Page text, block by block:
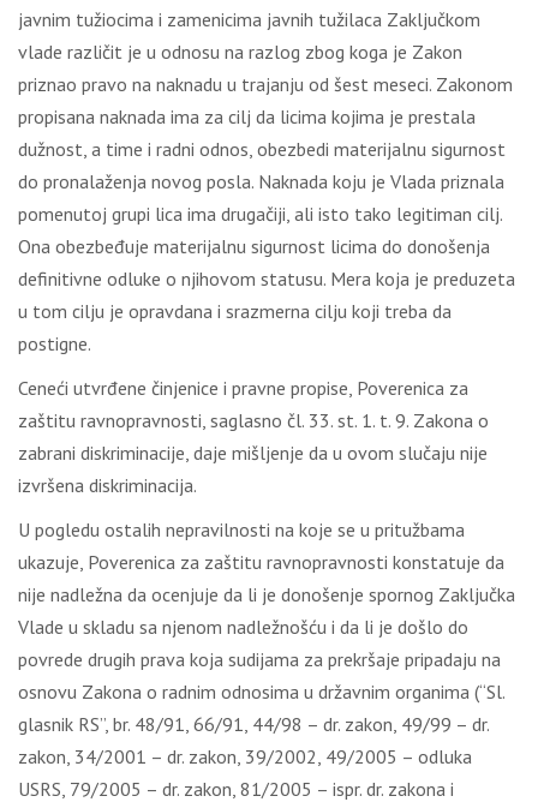
javnim tužiocima i zamenicima javnih tužilaca Zaključkom
vlade različit je u odnosu na razlog zbog koga je Zakon
priznao pravo na naknadu u trajanju od šest meseci. Zakonom
propisana naknada ima za cilj da licima kojima je prestala
dužnost, a time i radni odnos, obezbedi materijalnu sigurnost
do pronalaženja novog posla. Naknada koju je Vlada priznala
pomenutoj grupi lica ima drugačiji, ali isto tako legitiman cilj.
Ona obezbeđuje materijalnu sigurnost licima do donošenja
definitivne odluke o njihovom statusu. Mera koja je preduzeta
u tom cilju je opravdana i srazmerna cilju koji treba da
postigne.
Ceneći utvrđene činjenice i pravne propise, Poverenica za
zaštitu ravnopravnosti, saglasno čl. 33. st. 1. t. 9. Zakona o
zabrani diskriminacije, daje mišljenje da u ovom slučaju nije
izvršena diskriminacija.
U pogledu ostalih nepravilnosti na koje se u pritužbama
ukazuje, Poverenica za zaštitu ravnopravnosti konstatuje da
nije nadležna da ocenjuje da li je donošenje spornog Zaključka
Vlade u skladu sa njenom nadležnošću i da li je došlo do
povrede drugih prava koja sudijama za prekršaje pripadaju na
osnovu Zakona o radnim odnosima u državnim organima (“Sl.
glasnik RS”, br. 48/91, 66/91, 44/98 – dr. zakon, 49/99 – dr.
zakon, 34/2001 – dr. zakon, 39/2002, 49/2005 – odluka
USRS, 79/2005 – dr. zakon, 81/2005 – ispr. dr. zakona i